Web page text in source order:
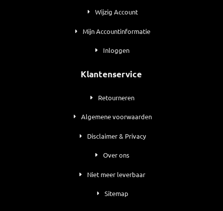
Wijzig Account
Mijn Accountinformatie
Inloggen
Klantenservice
Retourneren
Algemene voorwaarden
Disclaimer & Privacy
Over ons
Niet meer leverbaar
Sitemap